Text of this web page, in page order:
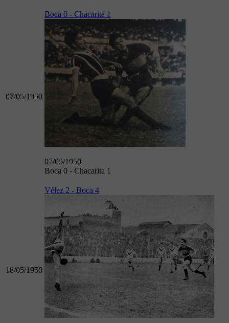
07/05/1950
Boca 0 - Chacarita 1
07/05/1950
Boca 0 - Chacarita 1
18/05/1950
Vélez 2 - Boca 4